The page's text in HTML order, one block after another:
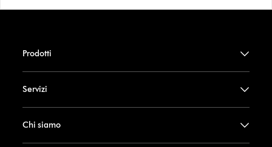
Prodotti
Servizi
Chi siamo